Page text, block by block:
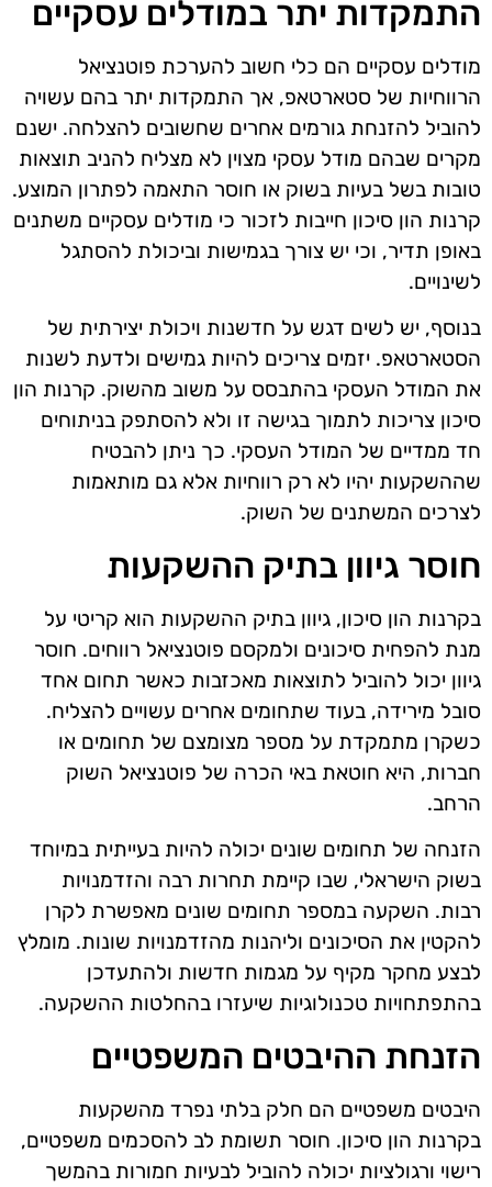
התמקדות יתר במודלים עסקיים
מודלים עסקיים הם כלי חשוב להערכת פוטנציאל
הרווחיות של סטארטאפ, אך התמקדות יתר בהם עשויה
להוביל להזנחת גורמים אחרים שחשובים להצלחה. ישנם
מקרים שבהם מודל עסקי מצוין לא מצליח להניב תוצאות
טובות בשל בעיות בשוק או חוסר התאמה לפתרון המוצע.
קרנות הון סיכון חייבות לזכור כי מודלים עסקיים משתנים
באופן תדיר, וכי יש צורך בגמישות וביכולת להסתגל
לשינויים.
בנוסף, יש לשים דגש על חדשנות ויכולת יצירתית של
הסטארטאפ. יזמים צריכים להיות גמישים ולדעת לשנות
את המודל העסקי בהתבסס על משוב מהשוק. קרנות הון
סיכון צריכות לתמוך בגישה זו ולא להסתפק בניתוחים
חד ממדיים של המודל העסקי. כך ניתן להבטיח
שההשקעות יהיו לא רק רווחיות אלא גם מותאמות
לצרכים המשתנים של השוק.
חוסר גיוון בתיק ההשקעות
בקרנות הון סיכון, גיוון בתיק ההשקעות הוא קריטי על
מנת להפחית סיכונים ולמקסם פוטנציאל רווחים. חוסר
גיוון יכול להוביל לתוצאות מאכזבות כאשר תחום אחד
סובל מירידה, בעוד שתחומים אחרים עשויים להצליח.
כשקרן מתמקדת על מספר מצומצם של תחומים או
חברות, היא חוטאת באי הכרה של פוטנציאל השוק
הרחב.
הזנחה של תחומים שונים יכולה להיות בעייתית במיוחד
בשוק הישראלי, שבו קיימת תחרות רבה והזדמנויות
רבות. השקעה במספר תחומים שונים מאפשרת לקרן
להקטין את הסיכונים וליהנות מהזדמנויות שונות. מומלץ
לבצע מחקר מקיף על מגמות חדשות ולהתעדכן
בהתפתחויות טכנולוגיות שיעזרו בהחלטות ההשקעה.
הזנחת ההיבטים המשפטיים
היבטים משפטיים הם חלק בלתי נפרד מהשקעות
בקרנות הון סיכון. חוסר תשומת לב להסכמים משפטיים,
רישוי ורגולציות יכולה להוביל לבעיות חמורות בהמשך